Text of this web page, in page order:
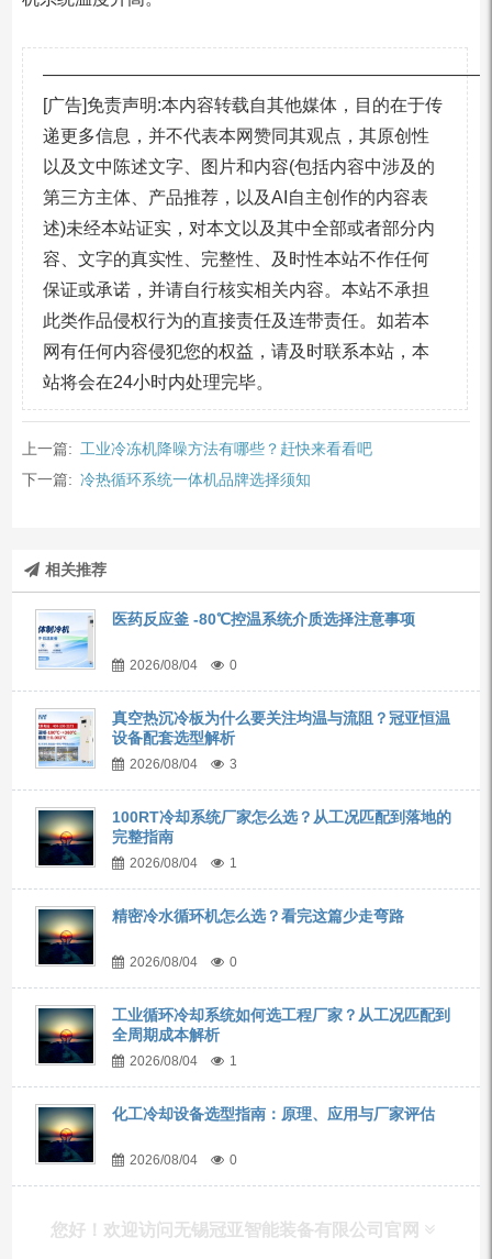
[广告]免责声明:本内容转载自其他媒体，目的在于传
递更多信息，并不代表本网赞同其观点，其原创性
以及文中陈述文字、图片和内容(包括内容中涉及的
第三方主体、产品推荐，以及AI自主创作的内容表
述)未经本站证实，对本文以及其中全部或者部分内
容、文字的真实性、完整性、及时性本站不作任何
保证或承诺，并请自行核实相关内容。本站不承担
此类作品侵权行为的直接责任及连带责任。如若本
网有任何内容侵犯您的权益，请及时联系本站，本
站将会在24小时内处理完毕。
上一篇: 工业冷冻机降噪方法有哪些？赶快来看看吧
下一篇: 冷热循环系统一体机品牌选择须知
相关推荐
医药反应釜 -80℃控温系统介质选择注意事项
2026/08/04 0
真空热沉冷板为什么要关注均温与流阻？冠亚恒温
设备配套选型解析
2026/08/04 3
100RT冷却系统厂家怎么选？从工况匹配到落地的
完整指南
2026/08/04 1
精密冷水循环机怎么选？看完这篇少走弯路
2026/08/04 0
工业循环冷却系统如何选工程厂家？从工况匹配到
全周期成本解析
2026/08/04 1
化工冷却设备选型指南：原理、应用与厂家评估
2026/08/04 0
您好！欢迎访问无锡冠亚智能装备有限公司官网